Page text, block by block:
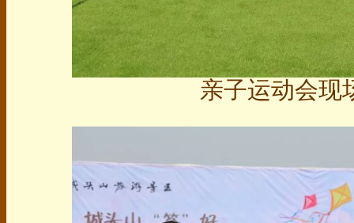
亲子运动会现